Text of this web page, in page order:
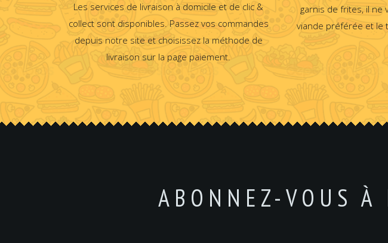
Les services de livraison à domicile et de clic &
collect sont disponibles. Passez vos commandes
depuis notre site et choisissez la méthode de
livraison sur la page paiement.
garnis de frites, il ne
viande préférée et le
ABONNEZ-VOUS À